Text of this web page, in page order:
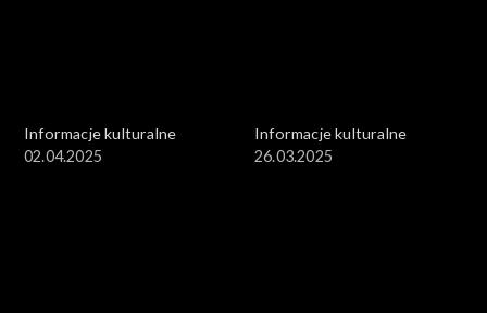
Informacje kulturalne
02.04.2025
Informacje kulturalne
26.03.2025